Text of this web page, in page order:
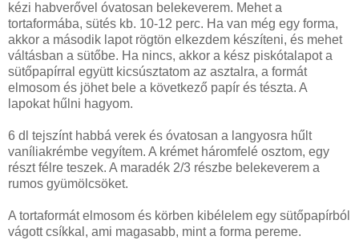
kézi habverővel óvatosan belekeverem. Mehet a
tortaformába, sütés kb. 10-12 perc. Ha van még egy forma,
akkor a második lapot rögtön elkezdem készíteni, és mehet
váltásban a sütőbe. Ha nincs, akkor a kész piskótalapot a
sütőpapírral együtt kicsúsztatom az asztalra, a formát
elmosom és jöhet bele a következő papír és tészta. A
lapokat hűlni hagyom.
6 dl tejszínt habbá verek és óvatosan a langyosra hűlt
vaníliakrémbe vegyítem. A krémet háromfelé osztom, egy
részt félre teszek. A maradék 2/3 részbe belekeverem a
rumos gyümölcsöket.
A tortaformát elmosom és körben kibélelem egy sütőpapírból
vágott csíkkal, ami magasabb, mint a forma pereme.